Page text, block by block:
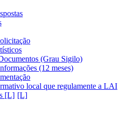
(Grau Sigilo)
(12 meses)
local que regulamente a LAI
[L]